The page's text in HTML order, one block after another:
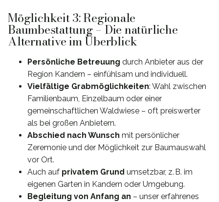
Möglichkeit 3: Regionale
Baumbestattung – Die natürliche
Alternative im Überblick
Persönliche Betreuung durch Anbieter aus der
Region Kandern – einfühlsam und individuell.
Vielfältige Grabmöglichkeiten: Wahl zwischen
Familienbaum, Einzelbaum oder einer
gemeinschaftlichen Waldwiese – oft preiswerter
als bei großen Anbietern.
Abschied nach Wunsch mit persönlicher
Zeremonie und der Möglichkeit zur Baumauswahl
vor Ort.
Auch auf privatem Grund umsetzbar, z. B. im
eigenen Garten in Kandern oder Umgebung.
Begleitung von Anfang an – unser erfahrenes